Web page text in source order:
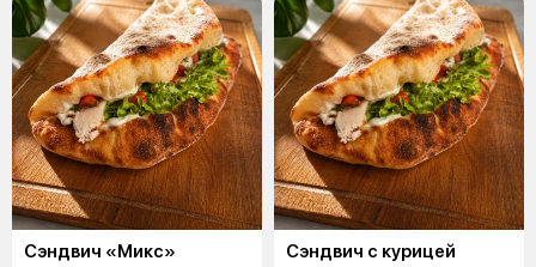
Сэндвич «Микс» Сэндвич с курицей